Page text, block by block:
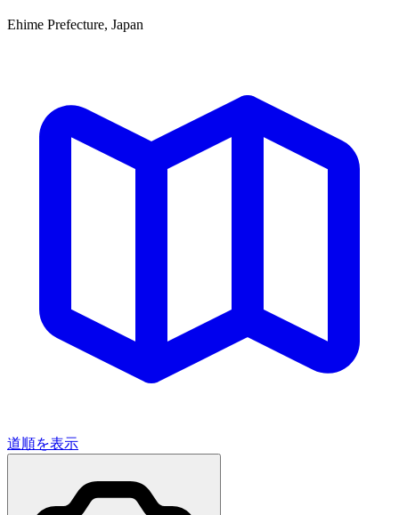
Ehime Prefecture, Japan
道順を表示